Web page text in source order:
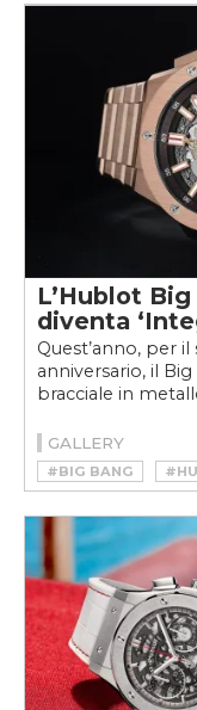
#HUBLOT BIG
#MILLENNIAL PINK
#WATCH
L’Hublot
diventa
Quest’anno, per
anniversario, il
bracciale in
GALLERY
#BIG BANG
#HUBLOT BIG
#WATCH